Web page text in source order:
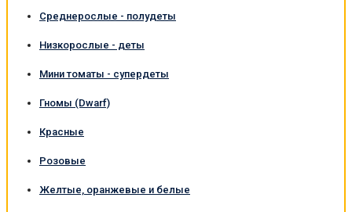
Среднерослые - полудеты
Низкорослые - деты
Мини томаты - супердеты
Гномы (Dwarf)
Красные
Розовые
Желтые, оранжевые и белые